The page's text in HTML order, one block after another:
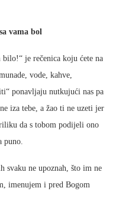
vama bol
je rečenica koju ćete na
vode, kahve,
ponavljaju nutkujući nas pa
iza tebe, a žao ti ne uzeti jer
da s tobom podijeli ono
puno.
svaku ne upoznah, što im ne
imenujem i pred Bogom